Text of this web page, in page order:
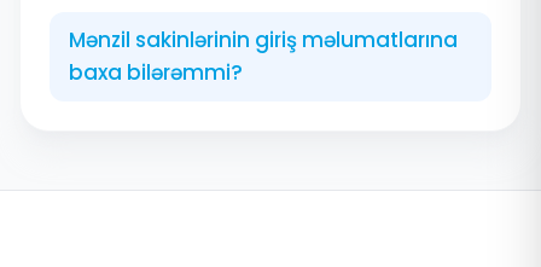
Mənzil sakinlərinin giriş məlumatlarına
baxa bilərəmmi?